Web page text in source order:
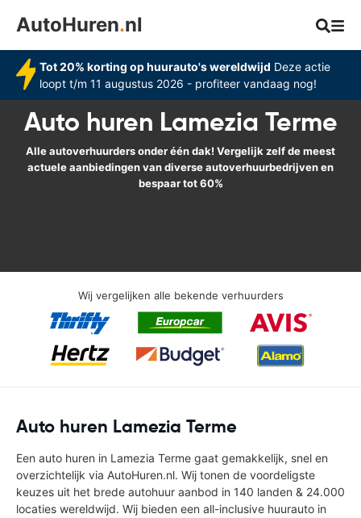
AutoHuren.nl
Tot 20% korting op huurauto's wereldwijd Deze actie
loopt t/m 11 augustus 2026 - profiteer vandaag nog!
Auto huren Lamezia Terme
Alle autoverhuurders onder één dak! Vergelijk zelf de meest
actuele aanbiedingen van diverse autoverhuurbedrijven en
bespaar tot 60%
Wij vergelijken alle bekende verhuurders
Auto huren Lamezia Terme
Een auto huren in Lamezia Terme gaat gemakkelijk, snel en
overzichtelijk via AutoHuren.nl. Wij tonen de voordeligste
keuzes uit het brede autohuur aanbod in 140 landen & 24.000
locaties wereldwijd. Wij bieden een all-inclusive huurauto in